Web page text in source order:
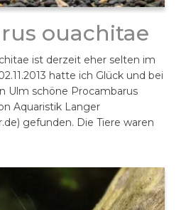
ouachitae
ist derzeit eher selten im
hatte ich Glück und bei
Ulm schöne Procambarus
Aquaristik Langer
gefunden. Die Tiere waren